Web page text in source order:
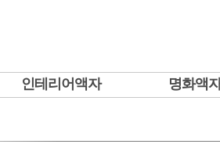
인테리어액자 명화액